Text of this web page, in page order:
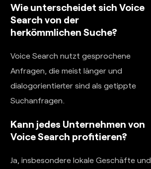
Wie unterscheidet sich Voice
Search von der
herkömmlichen Suche?
Voice Search nutzt gesprochene
Anfragen, die meist länger und
dialogorientierter sind als getippte
Suchanfragen.
Kann jedes Unternehmen von
Voice Search profitieren?
Ja, insbesondere lokale Geschäfte und